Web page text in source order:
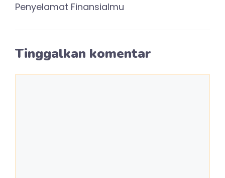
Penyelamat Finansialmu
Tinggalkan komentar